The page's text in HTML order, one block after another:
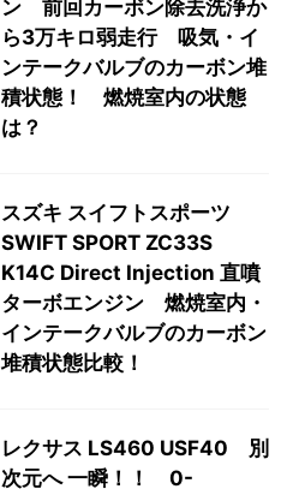
ン 前回カーボン除去洗浄か
ら3万キロ弱走行 吸気・イ
ンテークバルブのカーボン堆
積状態！ 燃焼室内の状態
は？
スズキ スイフトスポーツ
SWIFT SPORT ZC33S
K14C Direct Injection 直噴
ターボエンジン 燃焼室内・
インテークバルブのカーボン
堆積状態比較！
レクサス LS460 USF40 別
次元へ 一瞬！！ 0-